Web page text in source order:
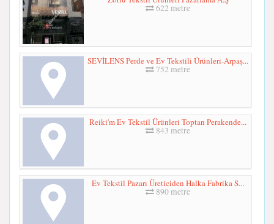
622 metre
SEVİLENS Perde ve Ev Tekstili Ürünleri-Arpaş...
752 metre
Reiki'm Ev Tekstil Ürünleri Toptan Perakende...
843 metre
Ev Tekstil Pazarı Üreticiden Halka Fabrika S...
890 metre